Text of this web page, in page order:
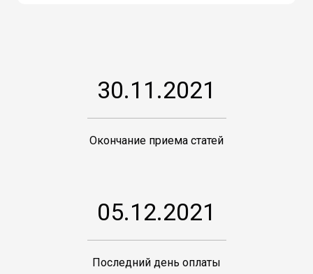
30.11.2021
Окончание приема статей
05.12.2021
Последний день оплаты